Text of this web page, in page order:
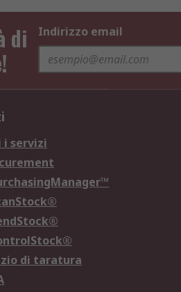
di
Indirizzo email
servizi
di taratura